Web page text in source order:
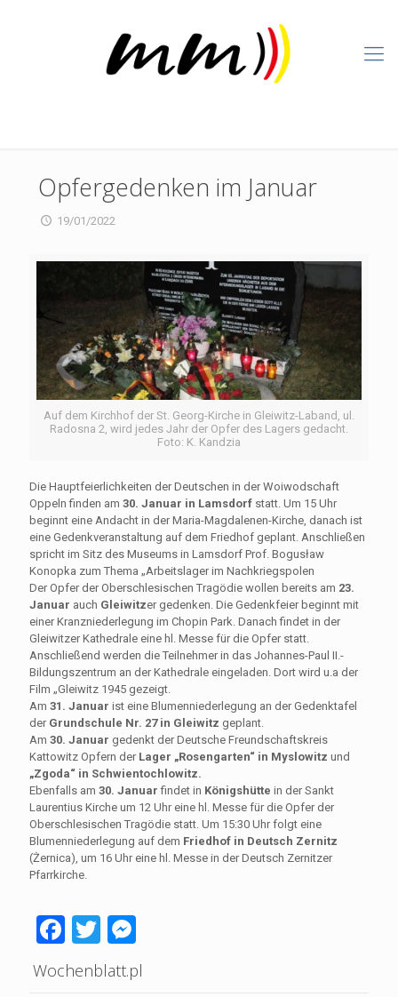
Opfergedenken im Januar
19/01/2022
Auf dem Kirchhof der St. Georg-Kirche in Gleiwitz-Laband, ul.
Radosna 2, wird jedes Jahr der Opfer des Lagers gedacht.
Foto: K. Kandzia
Die Hauptfeierlichkeiten der Deutschen in der Woiwodschaft
Oppeln finden am 30. Januar in Lamsdorf statt. Um 15 Uhr
beginnt eine Andacht in der Maria-Magdalenen-Kirche, danach ist
eine Gedenkveranstaltung auf dem Friedhof geplant. Anschließen
spricht im Sitz des Museums in Lamsdorf Prof. Bogusław
Konopka zum Thema „Arbeitslager im Nachkriegspolen
Der Opfer der Oberschlesischen Tragödie wollen bereits am 23.
Januar auch Gleiwitzer gedenken. Die Gedenkfeier beginnt mit
einer Kranzniederlegung im Chopin Park. Danach findet in der
Gleiwitzer Kathedrale eine hl. Messe für die Opfer statt.
Anschließend werden die Teilnehmer in das Johannes-Paul II.-
Bildungszentrum an der Kathedrale eingeladen. Dort wird u.a der
Film „Gleiwitz 1945 gezeigt.
Am 31. Januar ist eine Blumenniederlegung an der Gedenktafel
der Grundschule Nr. 27 in Gleiwitz geplant.
Am 30. Januar gedenkt der Deutsche Freundschaftskreis
Kattowitz Opfern derLager „Rosengarten“ in Myslowitz und
„Zgoda“ in Schwientochlowitz.
Ebenfalls am 30. Januar findet in Königshütte in der Sankt
Laurentius Kirche um 12 Uhr eine hl. Messe für die Opfer der
Oberschlesischen Tragödie statt. Um 15:30 Uhr folgt eine
Blumenniederlegung auf dem Friedhof in Deutsch Zernitz
(Żernica), um 16 Uhr eine hl. Messe in der Deutsch Zernitzer
Pfarrkirche.
Facebook
TwitterMessenger
Wochenblatt.pl